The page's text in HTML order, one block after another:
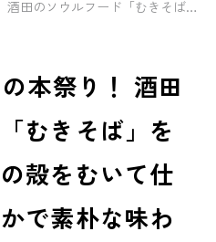
5/20は酒田祭りの本祭り！ 酒田のソウルフード「むきそば」をぜひ。そばの実の殻をむいて仕上げた、香り豊かで素朴な味わいが特徴。 つるりとした食感と、やさしい風味は、一度食べるとどこか懐かしく感じる酒田の味です。
本祭り！ 酒田
むきそば」を
殻をむいて仕
で素朴な味わ